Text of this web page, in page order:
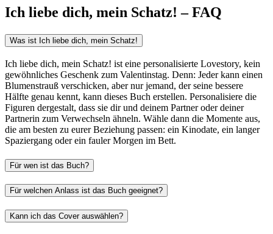
Ich liebe dich, mein Schatz! – FAQ
Was ist Ich liebe dich, mein Schatz!
Ich liebe dich, mein Schatz! ist eine personalisierte Lovestory, kein
gewöhnliches Geschenk zum Valentinstag. Denn: Jeder kann einen
Blumenstrauß verschicken, aber nur jemand, der seine bessere
Hälfte genau kennt, kann dieses Buch erstellen. Personalisiere die
Figuren dergestalt, dass sie dir und deinem Partner oder deiner
Partnerin zum Verwechseln ähneln. Wähle dann die Momente aus,
die am besten zu eurer Beziehung passen: ein Kinodate, ein langer
Spaziergang oder ein fauler Morgen im Bett.
Für wen ist das Buch?
Für welchen Anlass ist das Buch geeignet?
Kann ich das Cover auswählen?